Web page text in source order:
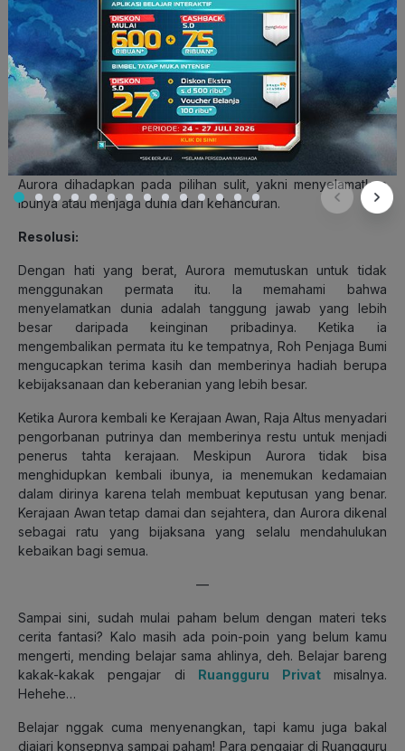
binatang buas yang mengintai, dan pencuri yang mengincar
permata itu untuk kekuasaan. Namun, tantangan terbesar
muncul ketika Aurora menemukan permata itu di dalam gua
tersembunyi. Di sana, ia dihadang oleh Roh Penjaga Bumi
yang memberitahu Aurora bahwa jika ia menggunakan
permata tersebut untuk menghidupkan ibunya, keseimbangan
alam di Bumi akan terganggu, menyebabkan bencana alam
yang dahsyat.
Aurora dihadapkan pada pilihan sulit, yakni menyelamatkan
ibunya atau menjaga dunia dari kehancuran.
Resolusi:
Dengan hati yang berat, Aurora memutuskan untuk tidak
menggunakan permata itu. Ia memahami bahwa
menyelamatkan dunia adalah tanggung jawab yang lebih
besar daripada keinginan pribadinya. Ketika ia
mengembalikan permata itu ke tempatnya, Roh Penjaga Bumi
mengucapkan terima kasih dan memberinya hadiah berupa
kebijaksanaan dan keberanian yang lebih besar.
Ketika Aurora kembali ke Kerajaan Awan, Raja Altus menyadari
pengorbanan putrinya dan memberinya restu untuk menjadi
penerus tahta kerajaan. Meskipun Aurora tidak bisa
menghidupkan kembali ibunya, ia menemukan kedamaian
dalam dirinya karena telah membuat keputusan yang benar.
Kerajaan Awan tetap damai dan sejahtera, dan Aurora dikenal
sebagai ratu yang bijaksana yang selalu mendahulukan
kebaikan bagi semua.
—
Sampai sini, sudah mulai paham belum dengan materi teks
cerita fantasi? Kalo masih ada poin-poin yang belum kamu
mengerti, mending belajar sama ahlinya, deh. Belajar bareng
kakak-kakak pengajar di Ruangguru Privatmisalnya.
Hehehe…
Belajar nggak cuma menyenangkan, tapi kamu juga bakal
diajari konsepnya sampai paham! Para pengajar di Ruangguru